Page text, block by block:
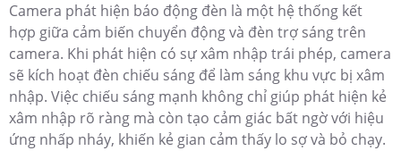
Camera phát hiện báo động đèn là một hệ thống kết
hợp giữa cảm biến chuyển động và đèn trợ sáng trên
camera. Khi phát hiện có sự xâm nhập trái phép, camera
sẽ kích hoạt đèn chiếu sáng để làm sáng khu vực bị xâm
nhập. Việc chiếu sáng mạnh không chỉ giúp phát hiện kẻ
xâm nhập rõ ràng mà còn tạo cảm giác bất ngờ với hiệu
ứng nhấp nháy, khiến kẻ gian cảm thấy lo sợ và bỏ chạy.